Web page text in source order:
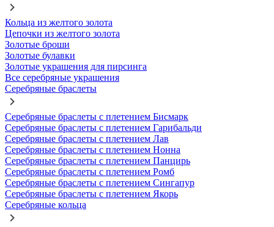
Кольца из желтого золота
Цепочки из желтого золота
Золотые броши
Золотые булавки
Золотые украшения для пирсинга
Все серебряные украшения
Серебряные браслеты
Серебряные браслеты с плетением Бисмарк
Серебряные браслеты с плетением Гарибальди
Серебряные браслеты с плетением Лав
Серебряные браслеты с плетением Нонна
Серебряные браслеты с плетением Панцирь
Серебряные браслеты с плетением Ромб
Серебряные браслеты с плетением Сингапур
Серебряные браслеты с плетением Якорь
Серебряные кольца